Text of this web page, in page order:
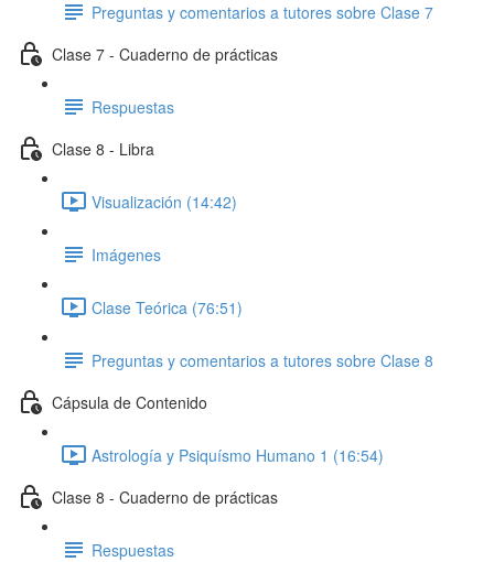
Preguntas y comentarios a tutores sobre Clase 7
Clase 7 - Cuaderno de prácticas
Respuestas
Clase 8 - Libra
Visualización (14:42)
Imágenes
Clase Teórica (76:51)
Preguntas y comentarios a tutores sobre Clase 8
Cápsula de Contenido
Astrología y Psiquísmo Humano 1 (16:54)
Clase 8 - Cuaderno de prácticas
Respuestas